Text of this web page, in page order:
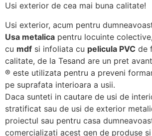
Usi exterior de cea mai buna calitate!
Usi exterior, acum pentru
Usa metalica pentru locuinte
cu mdf si infoliata cu pelicula PVC de
calitate, de la Tesand are un pret
®️ este utilizata pentru a preveni
pe suprafata interioara a usii.
Daca sunteti in cautare de usi de
stratificat sau de usi de exterior
proiectul sau pentru casa
comercializati acest gen de produse